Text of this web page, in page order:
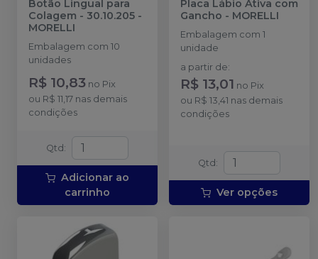
Botão Lingual para
Colagem - 30.10.205 -
MORELLI
Embalagem com 10
unidades
R$ 10,83 no Pix
ou R$ 11,17 nas demais
condições
Qtd :
Adicionar ao
carrinho
Placa Lábio Ativa com
Gancho - MORELLI
Embalagem com 1
unidade
a partir de:
R$ 13,01 no Pix
ou R$ 13,41 nas demais
condições
Qtd :
Ver opções